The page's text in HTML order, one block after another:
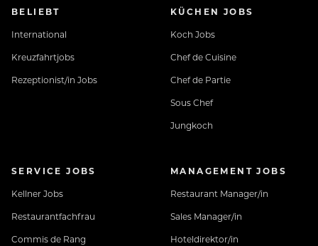
BELIEBT
International
Kreuzfahrtjobs
Rezeptionist/in Jobs
KÜCHEN JOBS
Koch Jobs
Chef de Cuisine
Chef de Partie
Sous Chef
Jungkoch
SERVICE JOBS
Kellner Jobs
Restaurantfachfrau
Commis de Rang
MANAGEMENT JOBS
Restaurant Manager/in
Sales Manager/in
Hoteldirektor/in